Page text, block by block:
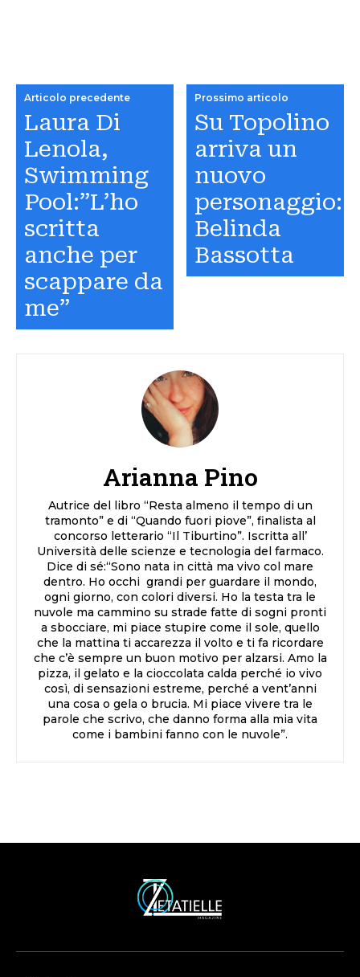
Articolo precedente
Laura Di
Lenola,
Swimming
Pool:”L’ho
scritta
anche per
scappare da
me”
Prossimo articolo
Su Topolino
arriva un
nuovo
personaggio:
Belinda
Bassotta
Arianna Pino
Autrice del libro “Resta almeno il tempo di un
tramonto” e di “Quando fuori piove”, finalista al
concorso letterario “Il Tiburtino”. Iscritta all’
Università delle scienze e tecnologia del farmaco.
Dice di sé:“Sono nata in città ma vivo col mare
dentro. Ho occhi grandi per guardare il mondo,
ogni giorno, con colori diversi. Ho la testa tra le
nuvole ma cammino su strade fatte di sogni pronti
a sbocciare, mi piace stupire come il sole, quello
che la mattina ti accarezza il volto e ti fa ricordare
che c’è sempre un buon motivo per alzarsi. Amo la
pizza, il gelato e la cioccolata calda perché io vivo
così, di sensazioni estreme, perché a vent’anni
una cosa o gela o brucia. Mi piace vivere tra le
parole che scrivo, che danno forma alla mia vita
come i bambini fanno con le nuvole”.